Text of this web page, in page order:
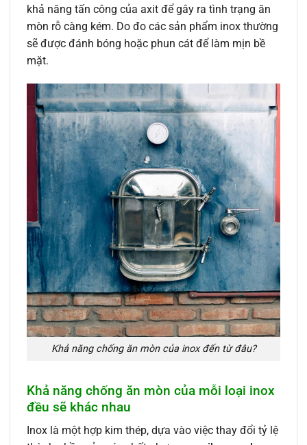
khả năng tấn công của axit để gây ra tình trạng ăn
mòn rỗ càng kém. Do đo các sản phẩm inox thường
sẽ được đánh bóng hoặc phun cát để làm mịn bề
mặt.
Khả năng chống ăn mòn của inox đến từ đâu?
Khả năng chống ăn mòn của mỗi loại inox
đều sẽ khác nhau
Inox là một hợp kim thép, dựa vào việc thay đổi tỷ lệ